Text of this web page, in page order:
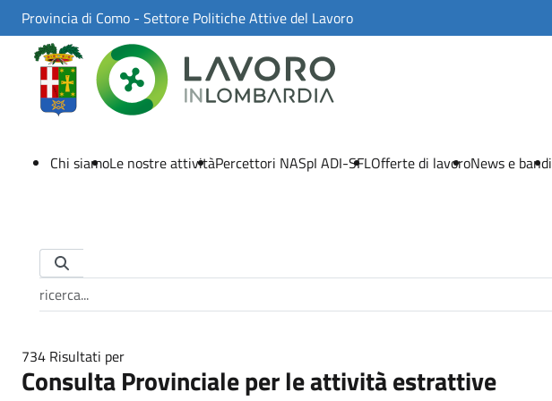
Skip to Main Content
Provincia di Como - Settore Politiche Attive del Lavoro
Chi siamoLe nostre attivitàPercettori NASpI ADI-SFLOfferte di lavoroNews e bandi
Barra di ricerca
734 Risultati per
Consulta Provinciale per le attività estrattive